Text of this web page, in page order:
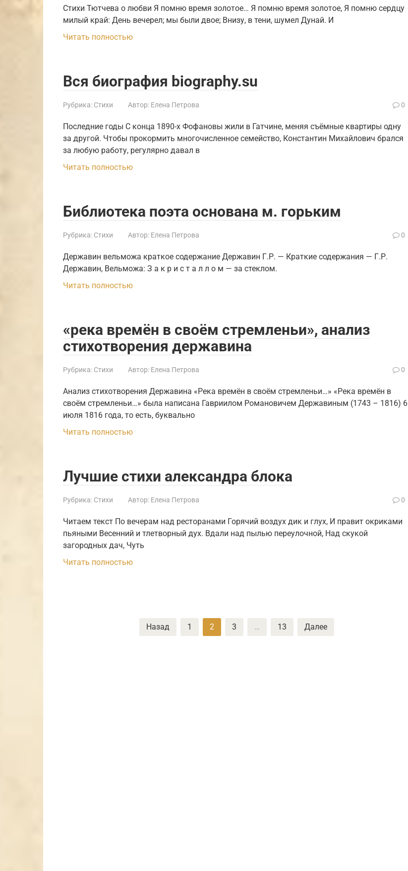
Стихи Тютчева о любви Я помню время золотое… Я помню время золотое, Я помню сердцу
милый край: День вечерел; мы были двое; Внизу, в тени, шумел Дунай. И
Читать полностью
Вся биография biography.su
Рубрика: Стихи Автор: Елена Петрова 0
Последние годы С конца 1890-х Фофановы жили в Гатчине, меняя съёмные квартиры одну
за другой. Чтобы прокормить многочисленное семейство, Константин Михайлович брался
за любую работу, регулярно давал в
Читать полностью
Библиотека поэта основана м. горьким
Рубрика: Стихи Автор: Елена Петрова 0
Державин вельможа краткое содержание Державин Г.Р. — Краткие содержания — Г.Р.
Державин, Вельможа: З а к р и с т а л л о м — за стеклом.
Читать полностью
«река времён в своём стремленьи», анализ
стихотворения державина
Рубрика: Стихи Автор: Елена Петрова 0
Анализ стихотворения Державина «Река времён в своём стремленьи…» «Река времён в
своём стремленьи…» была написана Гавриилом Романовичем Державиным (1743 – 1816) 6
июля 1816 года, то есть, буквально
Читать полностью
Лучшие стихи александра блока
Рубрика: Стихи Автор: Елена Петрова 0
Читаем текст По вечерам над ресторанами Горячий воздух дик и глух, И правит окриками
пьяными Весенний и тлетворный дух. Вдали над пылью переулочной, Над скукой
загородных дач, Чуть
Читать полностью
Назад 1 2 3 … 13 Далее